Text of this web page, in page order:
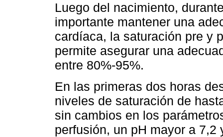
Luego del nacimiento,
importante mantener una
cardíaca, la saturación pre y
permite asegurar una
entre 80%-95%.
En las primeras dos horas
niveles de saturación de
sin cambios en los
perfusión, un pH mayor a 7,2